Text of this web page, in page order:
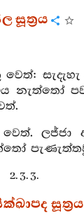
සූත්‍රය
නැත්තෝ
වෙත්.
2. 3. 3.
සූත්‍රය